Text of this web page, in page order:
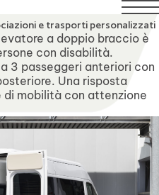
assistenza tecnica
e trasporti personalizzati
a doppio braccio è
con disabilità.
3 passeggeri anteriori con
Una risposta
mobilità con attenzione